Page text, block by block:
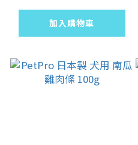
加入購物車